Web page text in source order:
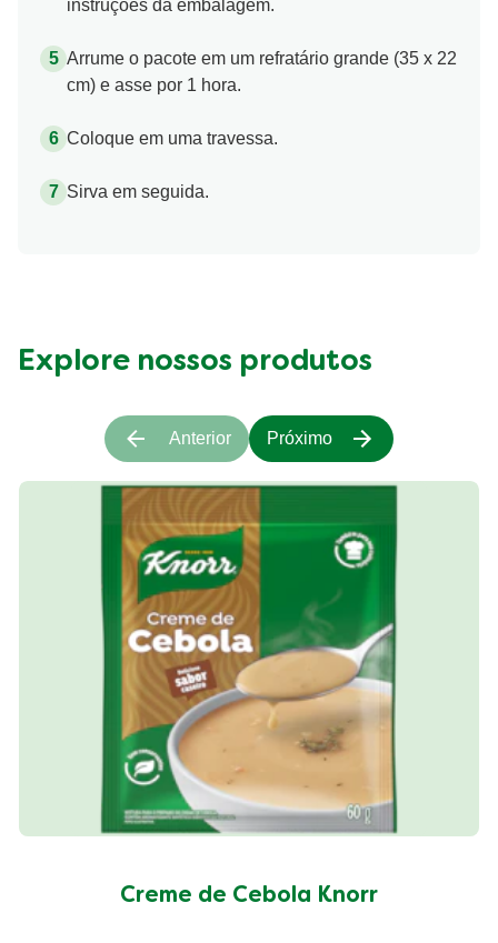
instruções da embalagem.
Arrume o pacote em um refratário grande (35 x 22
cm) e asse por 1 hora.
Coloque em uma travessa.
Sirva em seguida.
Explore nossos produtos
Creme de Cebola Knorr
Anterior Próximo